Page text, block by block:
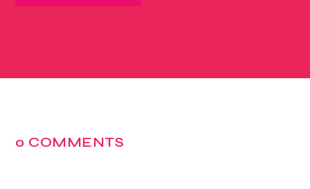
0 COMMENTS